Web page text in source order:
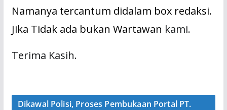
Namanya tercantum didalam box redaksi.
Jika Tidak ada bukan Wartawan kami.
Terima Kasih.
Dikawal Polisi, Proses Pembukaan Portal PT.